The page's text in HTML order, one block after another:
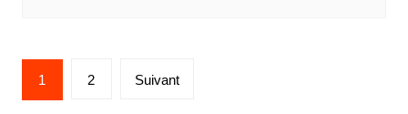
Pagination
des
1 2 Suivant